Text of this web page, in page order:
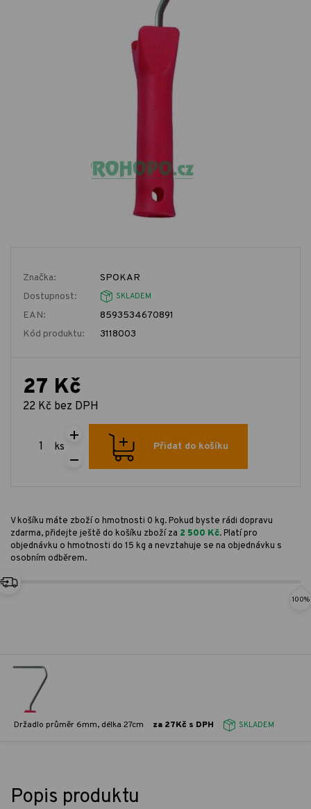
Značka:
SPOKAR
Dostupnost:
SKLADEM
EAN:
8593534670891
Kód produktu:
3118003
27 Kč
22 Kč bez DPH
ks Přidat do košíku
V košíku máte zboží o hmotnosti 0 kg. Pokud byste rádi dopravu
zdarma, přidejte ještě do košíku zboží za 2 500 Kč. Platí pro
objednávku o hmotnosti do 15 kg a nevztahuje se na objednávku s
osobním odběrem.
100%
Držadlo průměr 6mm, délka 27cm za 27Kč s DPH SKLADEM
Popis produktu